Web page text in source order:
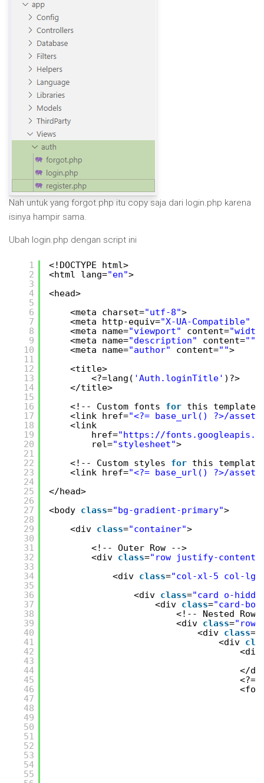
Nah untuk yang forgot.php itu copy saja dari login.php karena
isinya hampir sama.
Ubah login.php dengan script ini
1
2
3
4
5
6
7
8
9
10
11
12
13
14
15
16
17
18
19
20
21
22
23
24
25
26
27
28
29
30
31
32
33
34
35
36
37
38
39
40
41
42
43
44
45
46
47
48
49
50
51
52
53
54
55
<!DOCTYPE html>
<html lang="en">
<head>
<meta charset="utf-8">
<meta http-equiv="X-UA-Compatible"
<meta name="viewport" content=
<meta name="description" content=""
<meta name="author" content="">
<title>
<?=lang( 'Auth.loginTitle' )?>
</title>
<!-- Custom fonts for this
<link href="<?= base_url() ?>/
<link
href="https://
rel="stylesheet">
<!-- Custom styles for this
<link href="<?= base_url() ?>/
</head>
<body class="bg-gradient-primary">
<div class="container">
<!-- Outer Row -->
<div class="row justify-content-
<div class="col-xl-5 col-lg-
<div class="card o-
<div class="card-
<!-- Nested Row
<div class="row"
<div class=
<div
</
<?=